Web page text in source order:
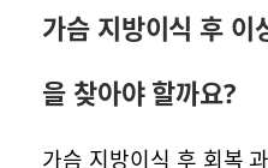
가슴 지방이식 후 이
을 찾아야 할까요?
가슴 지방이식 후 회복